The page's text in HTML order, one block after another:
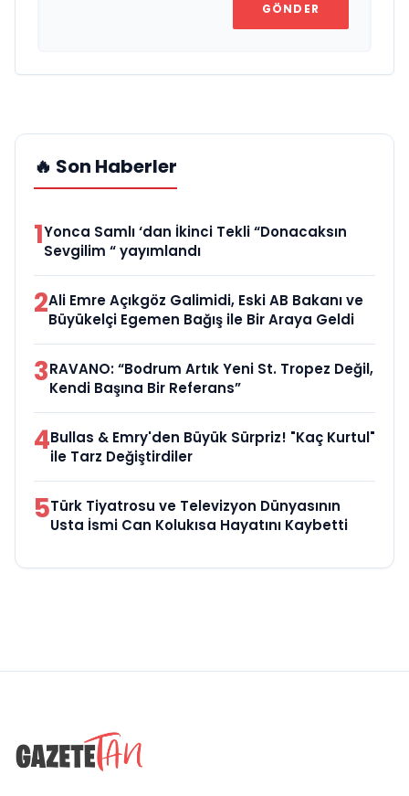
GÖNDER
🔥 Son Haberler
1Yonca Samlı ‘dan İkinci Tekli “Donacaksın
Sevgilim “ yayımlandı
2Ali Emre Açıkgöz Galimidi, Eski AB Bakanı ve
Büyükelçi Egemen Bağış ile Bir Araya Geldi
3RAVANO: “Bodrum Artık Yeni St. Tropez Değil,
Kendi Başına Bir Referans”
4Bullas & Emry'den Büyük Sürpriz! "Kaç Kurtul"
ile Tarz Değiştirdiler
5Türk Tiyatrosu ve Televizyon Dünyasının
Usta İsmi Can Kolukısa Hayatını Kaybetti